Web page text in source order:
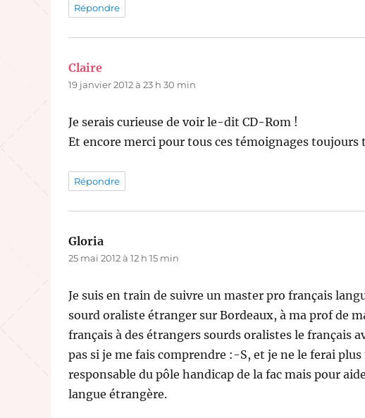
Répondre
Claire
19 janvier 2012 à 23 h 30 min
Je serais curieuse de voir le-dit CD-Rom !
Et encore merci pour tous ces témoignages
Répondre
Gloria
25 mai 2012 à 12 h 15 min
Je suis en train de suivre un master pro français
sourd oraliste étranger sur Bordeaux, à ma prof de
français à des étrangers sourds oralistes le français
pas si je me fais comprendre :-S, et je ne le ferai
responsable du pôle handicap de la fac mais pour
langue étrangère.